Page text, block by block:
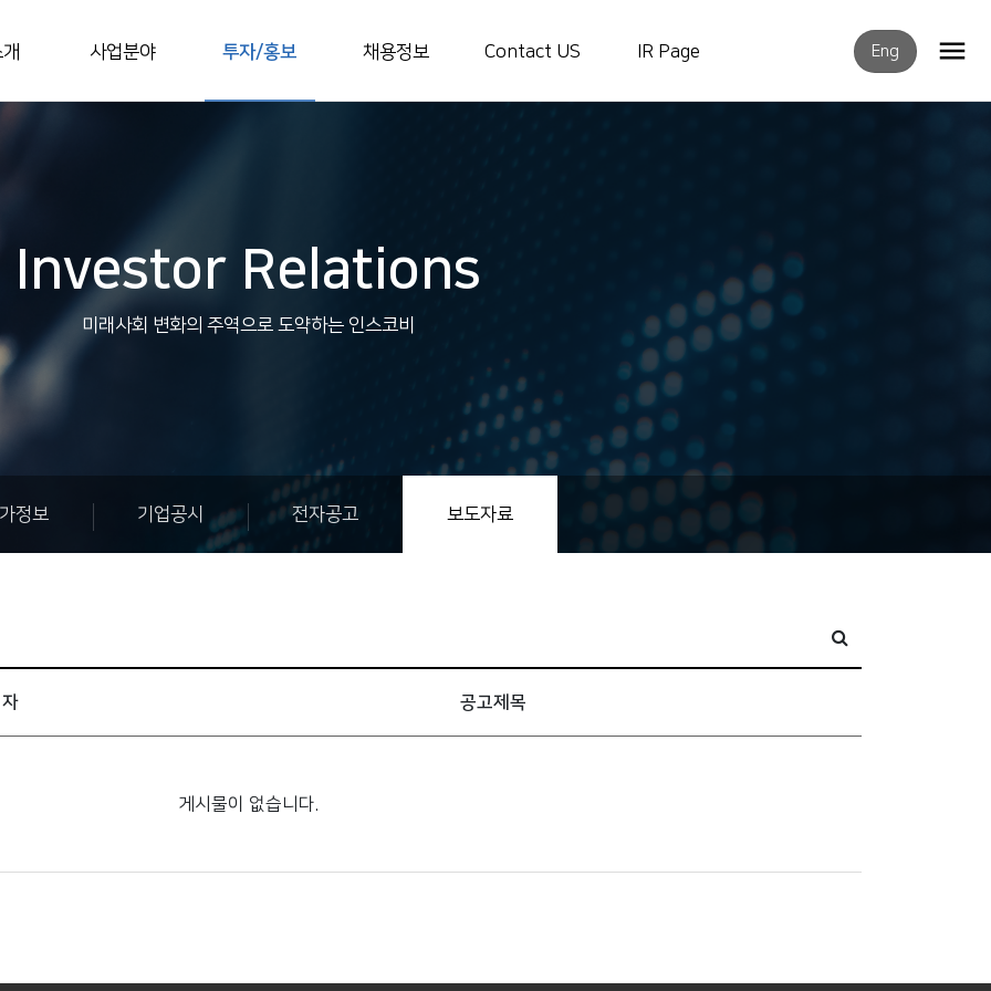
사업분야 투자/홍보 채용정보 Contact US IR Page Eng
Investor Relations
미래사회 변화의 주역으로 도약하는 인스코비
정보 기업공시 전자공고 보도자료
공고제목
게시물이 없습니다.